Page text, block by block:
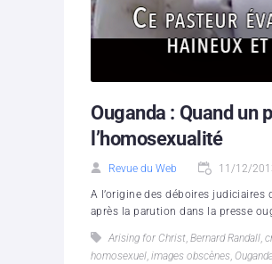
Ouganda : Quand un
l’homosexualité
Revue du Web 11/12/
A l’origine des déboires judiciaires
après la parution dans la presse
Arising for Christ, Bernard Randall,
homosexuel, images obscènes,